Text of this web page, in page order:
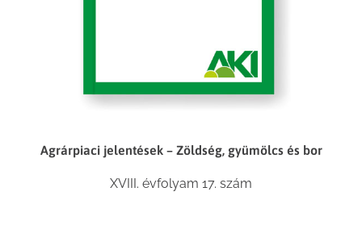
Agrárpiaci jelentések – Zöldség, gyümölcs és bor
XVIII. évfolyam 17. szám